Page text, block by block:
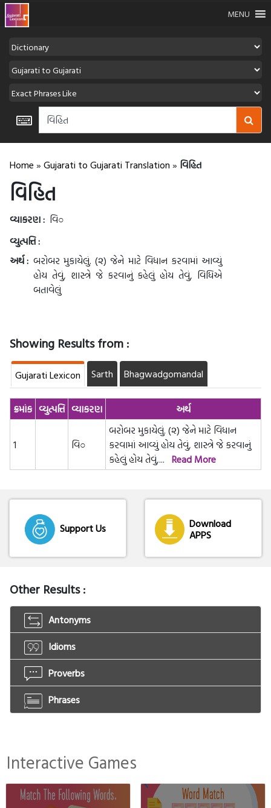
MENU
Home » Gujarati to Gujarati Translation » વિહિત
વિહિત
વ્યાકરણ : વિ○
વ્યુત્પત્તિ :
અર્થ : બરોબર મુકાયેલું. (૨) જેને માટે વિધાન કરવામાં આવ્યું
હોય તેવું, શાસ્ત્રે જે કરવાનું કહેલું હોય તેવું, વિધિએ
બતાવેલું
Showing Results from :
Gujarati Lexicon Sarth Bhagwadgomandal
ક્રમાંક વ્યુત્પત્તિ વ્યાકરણ અર્થ
1 વિ○
બરોબર મુકાયેલું. (૨) જેને માટે વિધાન
કરવામાં આવ્યું હોય તેવું, શાસ્ત્રે જે કરવાનું
કહેલું હોય તેવું,... Read More
Support Us Download
APPS
Other Results :
Antonyms
Idioms
Proverbs
Phrases
Interactive Games